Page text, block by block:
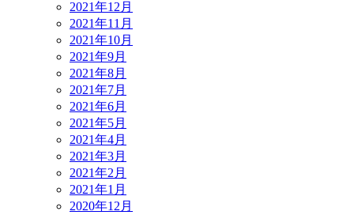
2021年12月
2021年11月
2021年10月
2021年9月
2021年8月
2021年7月
2021年6月
2021年5月
2021年4月
2021年3月
2021年2月
2021年1月
2020年12月